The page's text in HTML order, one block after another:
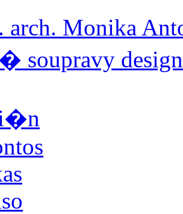
arch. Monika
soupravy